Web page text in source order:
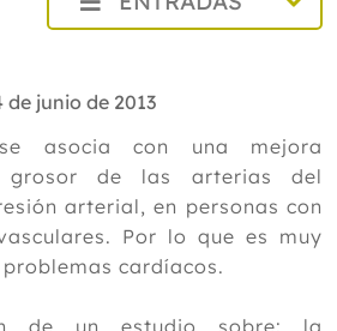
de junio de 2013
asocia con una mejora
grosor de las arterias del
arterial, en personas con
Por lo que es muy
cardíacos.
de un estudio sobre: la